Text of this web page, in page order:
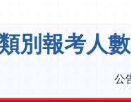
別報考人
公